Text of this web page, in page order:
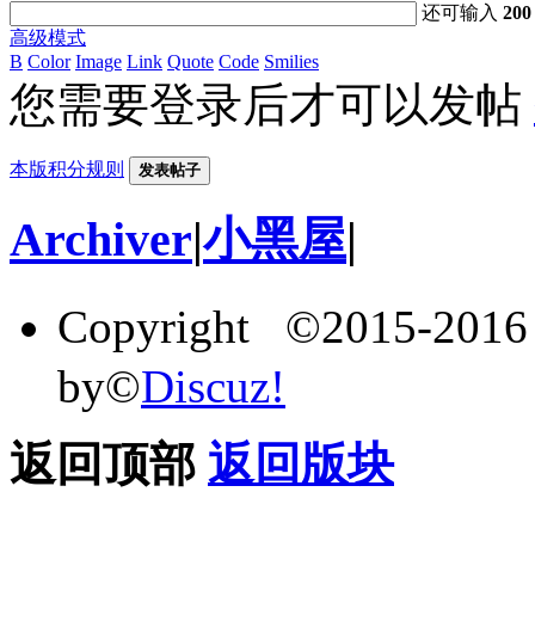
还可输入200
高级模式
B Color Image Link Quote Code Smilies
您需要登录后才可以发帖
本版积分规则 发表帖子
Archiver|小黑屋|
Copyright ©2015-
by©Discuz!
返回顶部 返回版块